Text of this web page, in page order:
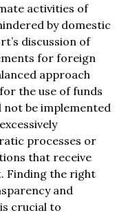
activities of
by domestic
discussion of
for foreign
approach
the use of funds
not be implemented
processes or
that receive
Finding the right
and
crucial to